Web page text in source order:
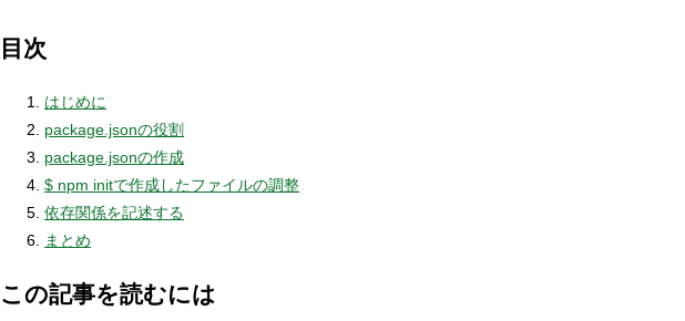
目次
はじめに
package.jsonの役割
package.jsonの作成
$ npm initで作成したファイルの調整
依存関係を記述する
まとめ
この記事を読むには